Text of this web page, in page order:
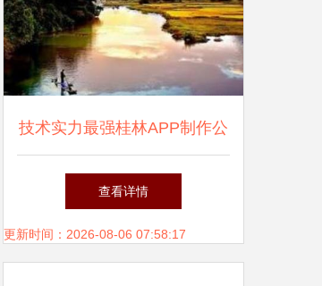
技术实力最强桂林APP制作公
司 桂林本地通软件股份公司
引领广西软件开发新高度
查看详情
更新时间：2026-08-06 07:58:17